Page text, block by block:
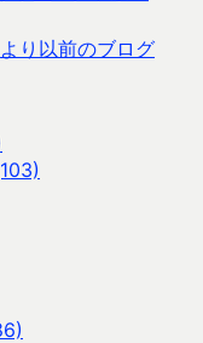
より以前のブログ